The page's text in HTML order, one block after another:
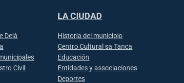
Deià
Civil
LA CIUDAD
Historia del municipio
Centro Cultural sa Tanca
Educación
Entidades y associaciones
Deportes